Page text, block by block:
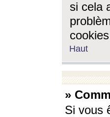
si cela
Haut
»
Si vous